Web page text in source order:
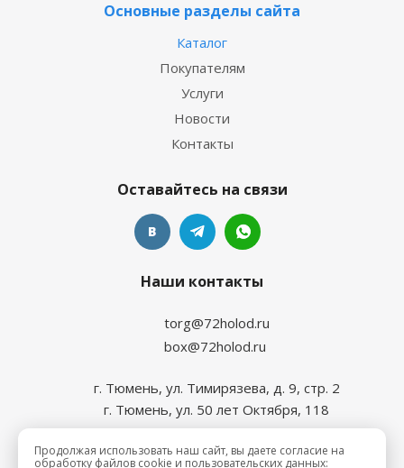
Основные разделы сайта
Каталог
Покупателям
Услуги
Новости
Контакты
Оставайтесь на связи
Наши контакты
torg@72holod.ru
box@72holod.ru
г. Тюмень, ул. Тимирязева, д. 9, стр. 2
г. Тюмень, ул. 50 лет Октября, 118
Продолжая использовать наш сайт, вы даете согласие на
обработку файлов cookie и пользовательских данных: